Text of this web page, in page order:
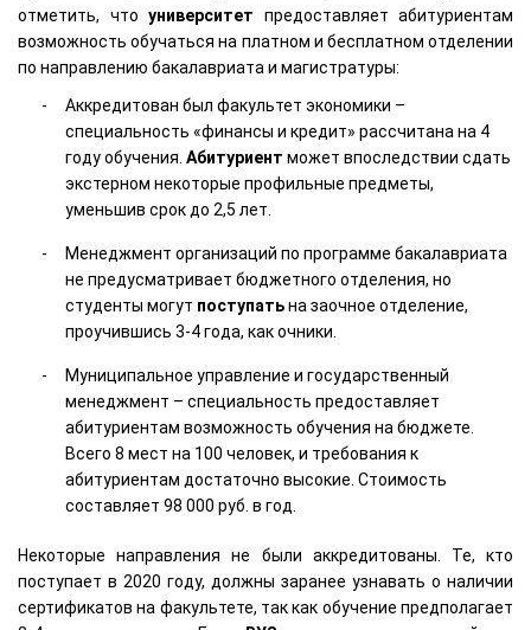
отметить, что университет предоставляет абитуриентам
возможность обучаться на платном и бесплатном отделении
по направлению бакалавриата и магистратуры:
Аккредитован был факультет экономики –
специальность «финансы и кредит» рассчитана на 4
году обучения. Абитуриент может впоследствии сдать
экстерном некоторые профильные предметы,
уменьшив срок до 2,5 лет.
Менеджмент организаций по программе бакалавриата
не предусматривает бюджетного отделения, но
студенты могут поступатьна заочное отделение,
проучившись 3-4 года, как очники.
Муниципальное управление и государственный
менеджмент – специальность предоставляет
абитуриентам возможность обучения на бюджете.
Всего 8 мест на 100 человек, и требования к
абитуриентам достаточно высокие. Стоимость
составляет 98 000 руб. в год.
Некоторые направления не были аккредитованы. Те, кто
поступает в 2020 году, должны заранее узнавать о наличии
сертификатов на факультете, так как обучение предполагает